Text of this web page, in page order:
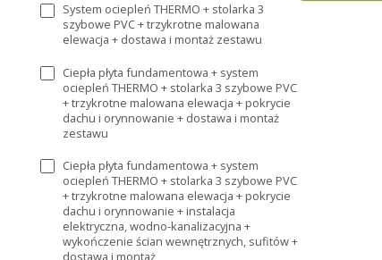
System ociepleń THERMO + stolarka 3
szybowe PVC + trzykrotne malowana
elewacja + dostawa i montaż zestawu
Ciepła płyta fundamentowa + system
ociepleń THERMO + stolarka 3 szybowe PVC
+ trzykrotne malowana elewacja + pokrycie
dachu i orynnowanie + dostawa i montaż
zestawu
Ciepła płyta fundamentowa + system
ociepleń THERMO + stolarka 3 szybowe PVC
+ trzykrotne malowana elewacja + pokrycie
dachu i orynnowanie + instalacja
elektryczna, wodno-kanalizacyjna +
wykończenie ścian wewnętrznych, sufitów +
dostawa i montaż